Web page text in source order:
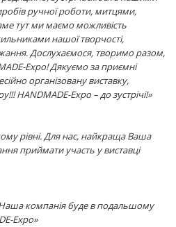
ручної роботи, митцями,
тут ми маємо можливість
нашої творчості,
Дослухаємося, творимо разом,
Expo! Дякуємо за приємні
організовану виставку,
HANDMADE-Expo – до зустрічі!»
рівні. Для нас, найкраща Ваша
приймати участь у виставці
компанія буде в подальшому
Expo»